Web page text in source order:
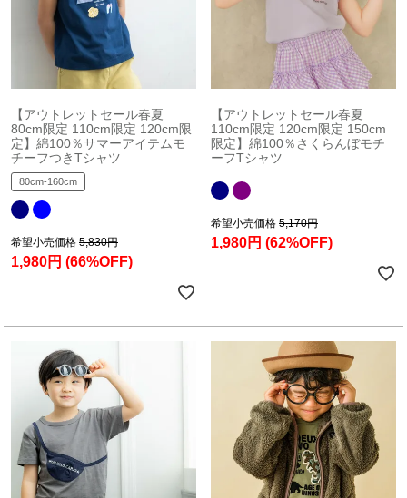
【アウトレットセール春夏
80cm限定 110cm限定 120cm限
定】綿100％サマーアイテムモ
チーフつきTシャツ
80cm-160cm
希望小売価格 5,830円
1,980円 (66%OFF)
【アウトレットセール春夏
110cm限定 120cm限定 150cm
限定】綿100％さくらんぼモチ
ーフTシャツ
希望小売価格 5,170円
1,980円 (62%OFF)